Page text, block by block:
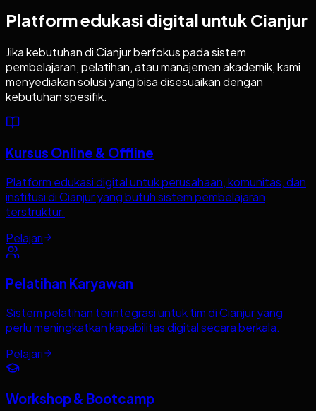
Platform edukasi digital untuk Cianjur
Jika kebutuhan diCianjurberfokus pada sistem
pembelajaran, pelatihan, atau manajemen akademik, kami
menyediakan solusi yang bisa disesuaikan dengan
kebutuhan spesifik.
Kursus Online & Offline
Platform edukasi digital untuk perusahaan, komunitas, dan
institusi di Cianjur yang butuh sistem pembelajaran
terstruktur.
Pelajari
Pelatihan Karyawan
Sistem pelatihan terintegrasi untuk tim di Cianjur yang
perlu meningkatkan kapabilitas digital secara berkala.
Pelajari
Workshop & Bootcamp